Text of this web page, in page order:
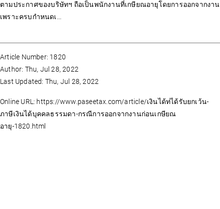
ตามประกาศของบริษัทฯ ถือเป็นพนักงานที่เกษียณอายุโดยการออกจากงาน
เพราะครบกำหนดเ...
Article Number: 1820
Author: Thu, Jul 28, 2022
Last Updated: Thu, Jul 28, 2022
Online URL: https://www.paseetax.com/article/เงินได้ท่ได้รับยกเว้น-
ภาษีเงินได้บุคคลธรรมดา-กรณีการออกจากงานก่อนเกษียณ
อายุ-1820.html